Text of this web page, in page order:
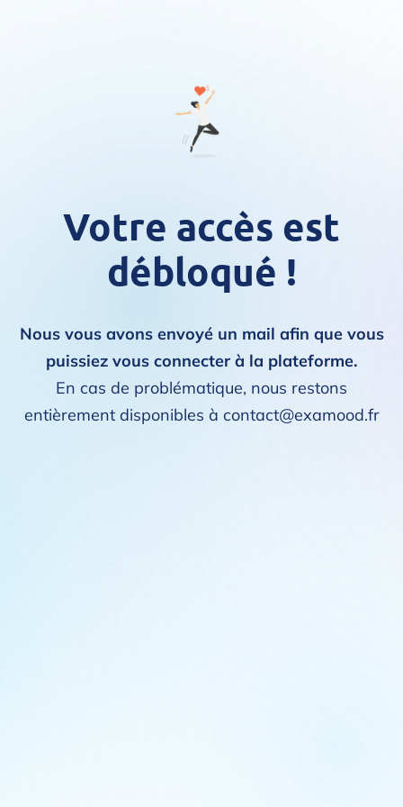
Votre accès est
débloqué !
Nous vous avons envoyé un mail afin que vous
puissiez vous connecter à la plateforme.
En cas de problématique, nous restons
entièrement disponibles à contact@examood.fr